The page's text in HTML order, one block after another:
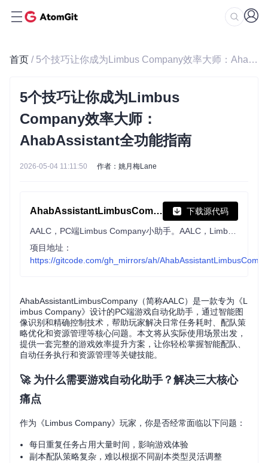
首页 / 5个技巧让你成为Limbus Company效率大师：AhabAssistant全功能指南
5个技巧让你成为Limbus
Company效率大师：
AhabAssistant全功能指南
2026-05-04 11:11:50 作者：姚月梅Lane
AhabAssistantLimbusCompany 下载源代码
项目地址：
https://gitcode.com/gh_mirrors/ah/
AhabAssistantLimbusCompany（简称AALC）是一款专为《L
imbus Company》设计的PC端游戏自动化助手，通过智能图
像识别和精确控制技术，帮助玩家解决日常任务耗时、配队策
略优化和资源管理等核心问题。本文将从实际使用场景出发，
提供一套完整的游戏效率提升方案，让你轻松掌握智能配队、
自动任务执行和资源管理等关键技能。
🚀 为什么需要游戏自动化助手？解决三大核心
痛点
作为《Limbus Company》玩家，你是否经常面临以下问题：
每日重复任务占用大量时间，影响游戏体验
副本配队策略复杂，难以根据不同副本类型灵活调整